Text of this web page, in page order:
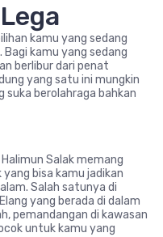
kamu yang sedang
kamu yang sedang
berlibur dari penat
yang satu ini mungkin
berolahraga bahkan
Salak memang
bisa kamu jadikan
Salah satunya di
yang berada di dalam
pemandangan di kawasan
untuk kamu yang